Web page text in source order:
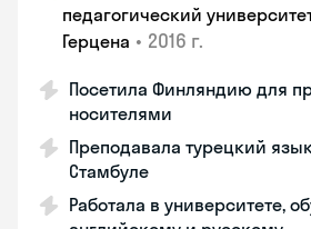
педагогический
Герцена • 2016 г.
Посетила Финляндию для
носителями
Преподавала турецкий
Стамбуле
Работала в университете,